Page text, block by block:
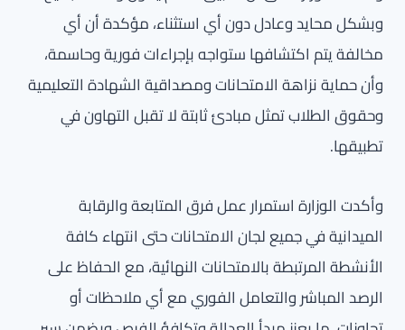
وبشكل محايد وعادل دون أي استثناء، مؤكدة أن أي
مخالفة يتم اكتشافها ستواجه بإجراءات فورية وحاسمة،
وأن حماية نزاهة الامتحانات ومصداقية الشهادة التعليمية
وحقوق الطلاب تمثل مبادئ ثابتة لا تقبل التهاون في
تطبيقها.
وأكدت الوزارة استمرار عمل فرق المتابعة والرقابة
الميدانية في جميع لجان الامتحانات حتى انتهاء كافة
الأنشطة المرتبطة بالامتحانات النهائية، مع الحفاظ على
الرصد المباشر والتعامل الفوري مع أي ملاحظات أو